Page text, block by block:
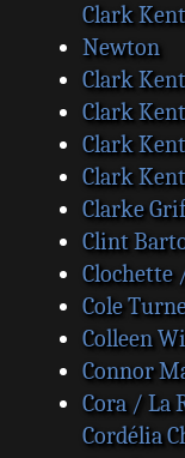
Clark
Newton
Clark
Clark
Clark
Clark
Clarke
Clint
Clochette
Cole
Colleen
Connor
Cora / La
Cordélia